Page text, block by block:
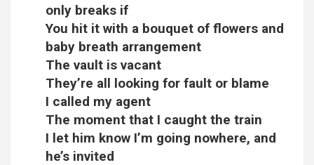
only breaks if
You hit it with a bouquet of flowers and
baby breath arrangement
The vault is vacant
They’re all looking for fault or blame
I called my agent
The moment that I caught the train
I let him know I’m going nowhere, and
he’s invited